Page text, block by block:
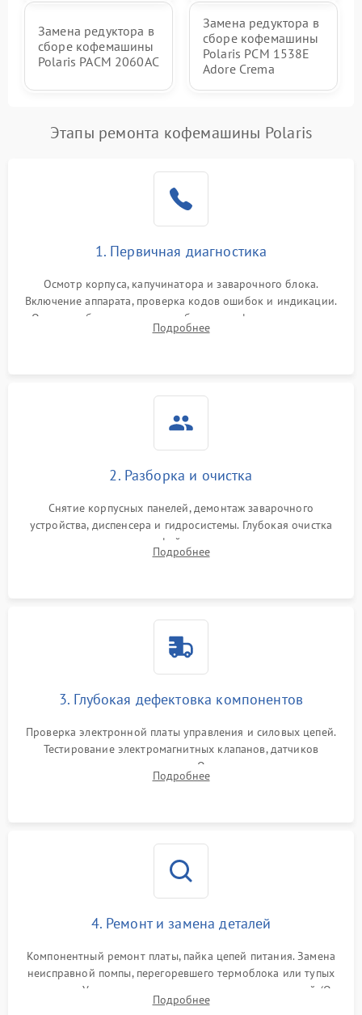
Замена редуктора в
сборе кофемашины
Polaris PACM 2060AC
Замена редуктора в
сборе кофемашины
Polaris PCM 1538E
Adore Crema
Этапы ремонта кофемашины Polaris
1. Первичная диагностика
Осмотр корпуса, капучинатора и заварочного блока.
Включение аппарата, проверка кодов ошибок и индикации.
Оценка работы помпы, термоблока и кофемолки на слух.
Измерение температуры и давления воды для выявления
Подробнее
2. Разборка и очистка
Снятие корпусных панелей, демонтаж заварочного
устройства, диспенсера и гидросистемы. Глубокая очистка
внутренних узлов от кофейных масел, жмыха и накипи.
Промывка дренажных каналов и фильтров с использованием
Подробнее
3. Глубокая дефектовка компонентов
Проверка электронной платы управления и силовых цепей.
Тестирование электромагнитных клапанов, датчиков
температуры и расходомера. Оценка степени износа
жерновов кофемолки, уплотнительных колец гидросистемы
Подробнее
4. Ремонт и замена деталей
Компонентный ремонт платы, пайка цепей питания. Замена
неисправной помпы, перегоревшего термоблока или тупых
жерновов. Установка новых силиконовых уплотнителей (O-
ring) и тефлоновых трубок для надежного устранения
Подробнее